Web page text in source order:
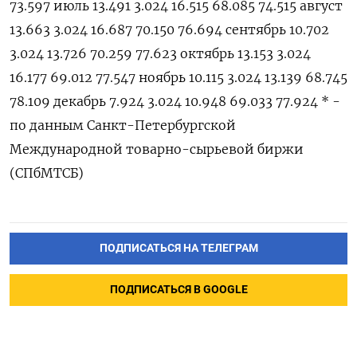
73.597 июль 13.491 3.024 16.515 68.085 74.515 август
13.663 3.024 16.687 70.150 76.694 сентябрь 10.702
3.024 13.726 70.259 77.623 октябрь 13.153 3.024
16.177 69.012 77.547 ноябрь 10.115 3.024 13.139 68.745
78.109 декабрь 7.924 3.024 10.948 69.033 77.924 * -
по данным Санкт-Петербургской
Международной товарно-сырьевой биржи
(СПбМТСБ)
ПОДПИСАТЬСЯ НА ТЕЛЕГРАМ
ПОДПИСАТЬСЯ В GOOGLE